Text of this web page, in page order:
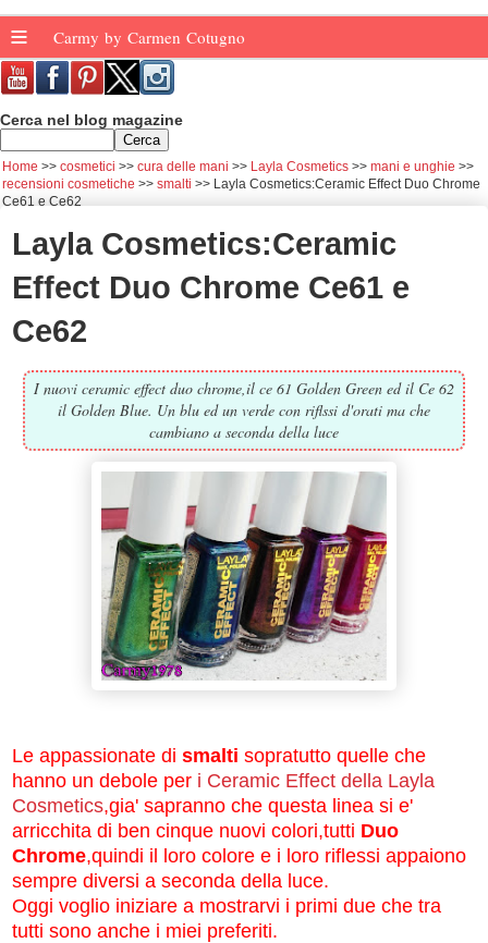
≡ Carmy by Carmen Cotugno
Cerca nel blog magazine
Home cosmetici cura delle mani Layla Cosmetics
mani e unghie
recensioni cosmetiche
smalti
Layla Cosmetics:Ceramic Effect Duo Chrome
Ce61 e Ce62
Layla Cosmetics:Ceramic
Effect Duo Chrome Ce61 e
Ce62
I nuovi ceramic effect duo chrome,il ce 61 Golden Green ed il Ce 62
il Golden Blue. Un blu ed un verde con riflssi d'orati ma che
cambiano a seconda della luce
Le appassionate di smalti sopratutto quelle che
hanno un debole per i Ceramic Effect della Layla
Cosmetics,gia' sapranno che questa linea si e'
arricchita di ben cinque nuovi colori,tutti Duo
Chrome,quindi il loro colore e i loro riflessi appaiono
sempre diversi a seconda della luce.
Oggi voglio iniziare a mostrarvi i primi due che tra
tutti sono anche i miei preferiti.